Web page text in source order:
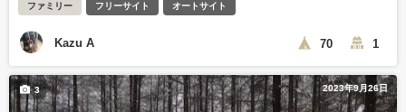
ファミリー フリーサイト オートサイト
Kazu A 70 1
2023年9月26日
3